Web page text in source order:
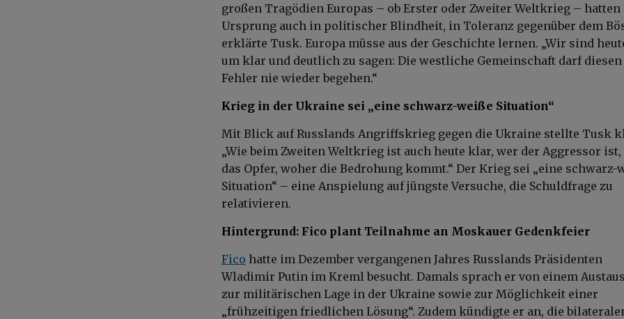
großen Tragödien Europas – ob Erster oder Zweiter Weltkrieg –
Ursprung auch in politischer Blindheit, in Toleranz gegenüber dem
erklärte Tusk. Europa müsse aus der Geschichte lernen. „Wir sind
um klar und deutlich zu sagen: Die westliche Gemeinschaft darf diesen
Fehler nie wieder begehen.“
Krieg in der Ukraine sei „eine schwarz-weiße Situation“
Mit Blick auf Russlands Angriffskrieg gegen die Ukraine stellte Tusk
„Wie beim Zweiten Weltkrieg ist auch heute klar, wer der Aggressor ist,
das Opfer, woher die Bedrohung kommt.“ Der Krieg sei „eine schwarz-
Situation“ – eine Anspielung auf jüngste Versuche, die Schuldfrage zu
relativieren.
Hintergrund: Fico plant Teilnahme an Moskauer Gedenkfeier
Fico hatte im Dezember vergangenen Jahres Russlands Präsidenten
Wladimir Putin im Kreml besucht. Damals sprach er von einem
zur militärischen Lage in der Ukraine sowie zur Möglichkeit einer
„frühzeitigen friedlichen Lösung“. Zudem kündigte er an, die